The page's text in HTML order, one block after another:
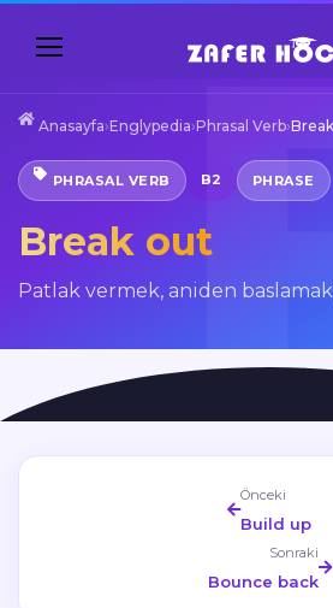
Anasayfa›Englypedia›Phrasal Verb›
PHRASAL VERB B2 PHRASE
Break out
Patlak vermek, aniden
Önceki
Build up
Sonraki
Bounce back